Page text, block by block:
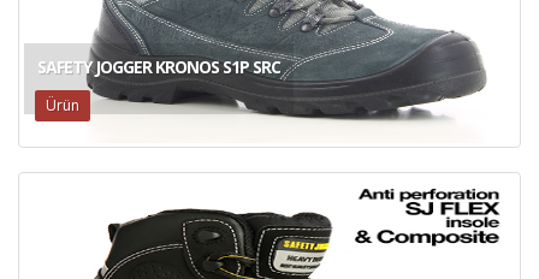
SAFETY JOGGER KRONOS S1P SRC
Ürün